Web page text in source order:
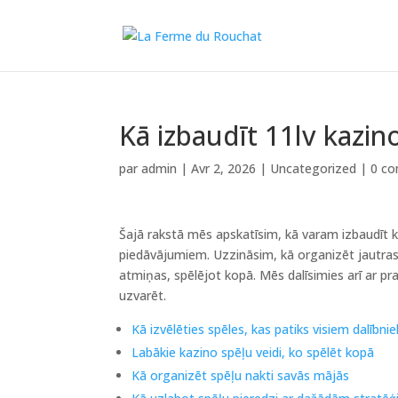
Kā izbaudīt 11lv
paradmin |Avr 2, 2026 | Uncategorized |0
Šajā rakstā mēs apskatīsim, kā varam
piedāvājumiem. Uzzināsim, kā organizēt
atmiņas, spēlējot kopā. Mēs dalīsimies arī ar
uzvarēt.
Kā izvēlēties spēles, kas patiks visiem
Labākie kazino spēļu veidi, ko spēlēt kopā
Kā organizēt spēļu nakti savās mājās